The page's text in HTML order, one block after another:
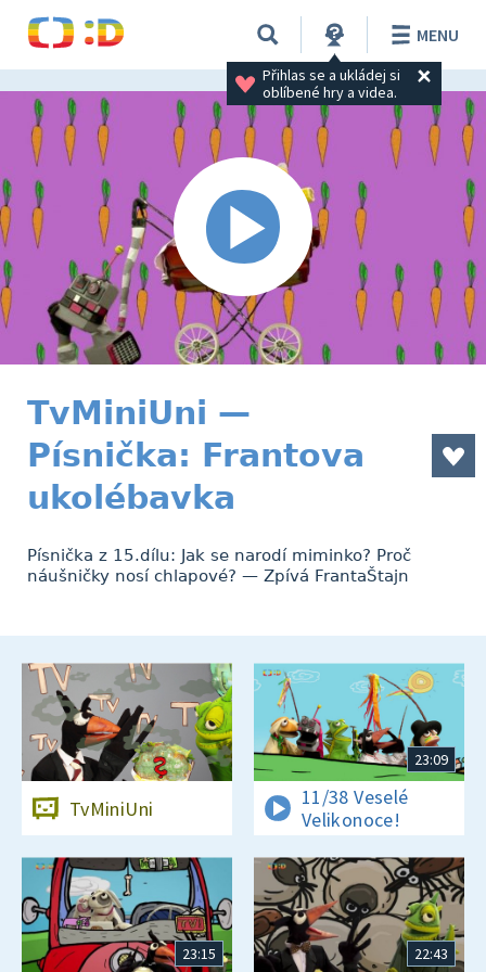
Přihlas se a ukládej si
oblíbené hry a videa.
MENU
TvMiniUni —
Písnička: Frantova
ukolébavka
Písnička z 15.dílu: Jak se narodí miminko? Proč
náušničky nosí chlapové? — Zpívá FrantaŠtajn
TvMiniUni
23:09
11/38 Veselé
Velikonoce!
23:15 22:43